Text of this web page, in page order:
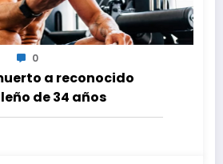
0
a reconocido
de 34 años